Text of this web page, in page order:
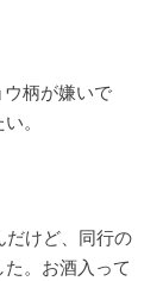
ウ柄が嫌いで
。
だけど、同行の
。お酒入って